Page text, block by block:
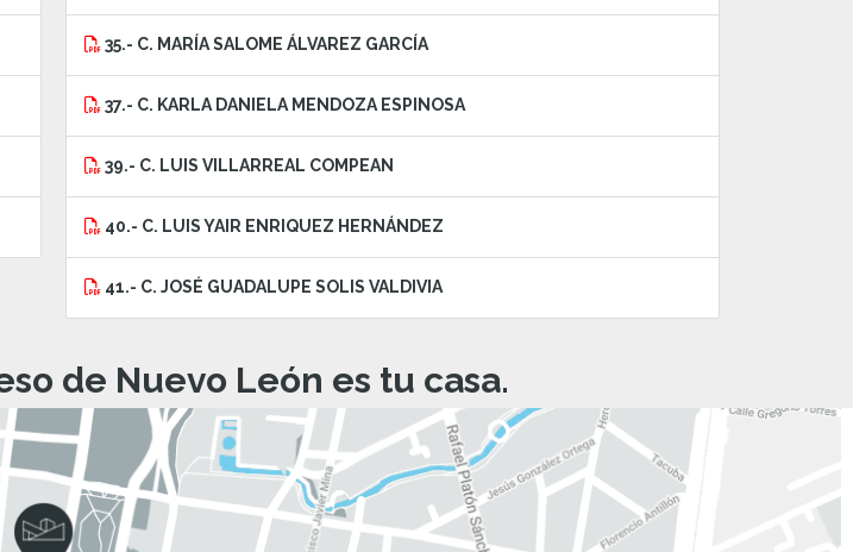
35.- C. MARÍA SALOME ÁLVAREZ GARCÍA
37.- C. KARLA DANIELA MENDOZA ESPINOSA
39.- C. LUIS VILLARREAL COMPEAN
40.- C. LUIS YAIR ENRIQUEZ HERNÁNDEZ
41.- C. JOSÉ GUADALUPE SOLIS VALDIVIA
de Nuevo León es tu casa.